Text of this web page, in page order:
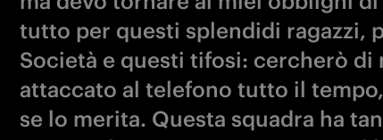
tutto per questi splendidi ragazzi,
Società e questi tifosi: cercherò di
attaccato al telefono tutto il
se lo merita. Questa squadra ha